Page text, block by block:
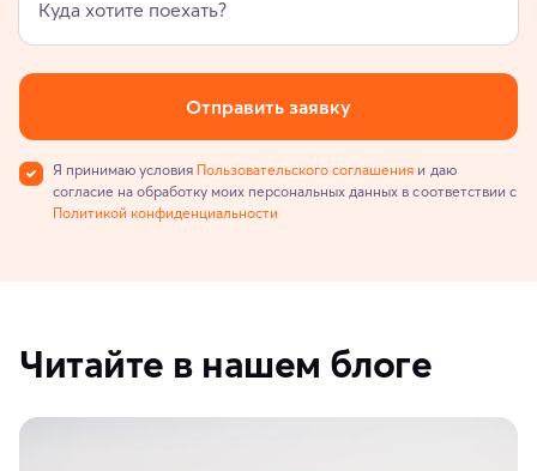
Куда хотите поехать?
Отправить заявку
Я принимаю условия Пользовательского соглашения и даю
согласие на обработку моих персональных данных в соответствии с
Политикой конфиденциальности
Читайте в нашем блоге